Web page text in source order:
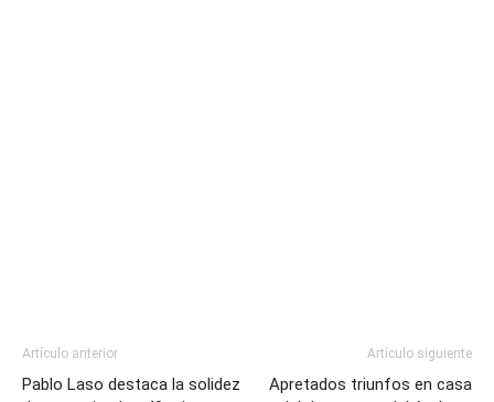
Artículo anterior
Pablo Laso destaca la solidez
Artículo siguiente
Apretados triunfos en casa